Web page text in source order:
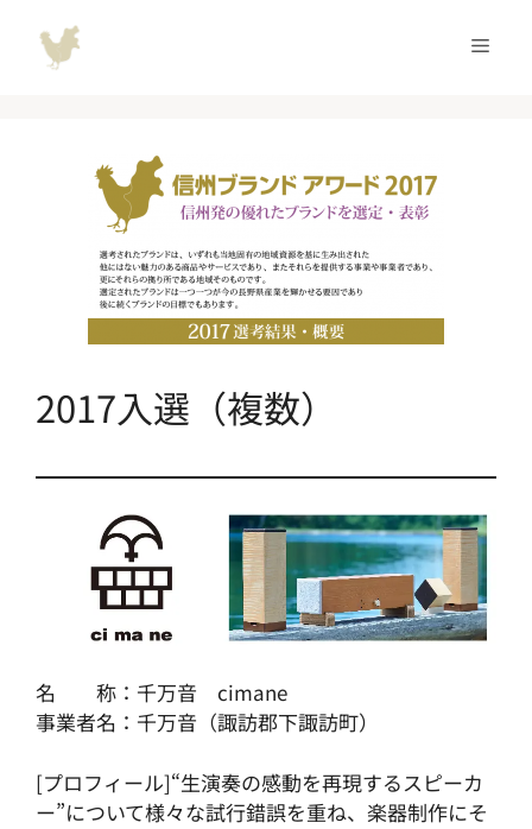
メ
2017入選（複数）
名 称：千万音 cimane
事業者名：千万音（諏訪郡下諏訪町）
[プロフィール]“生演奏の感動を再現するスピーカ
ー”について様々な試行錯誤を重ね、楽器制作にそ